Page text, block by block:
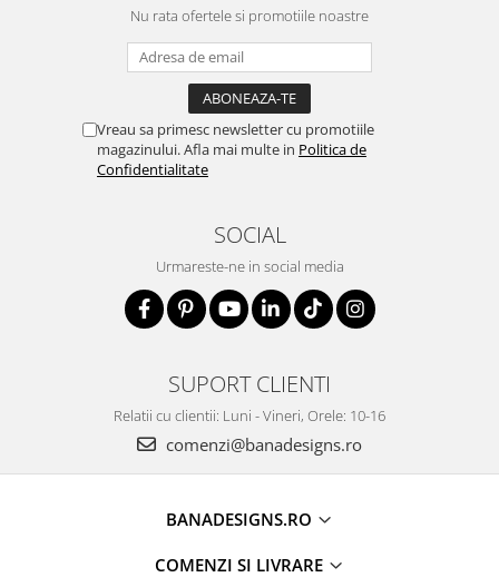
Nu rata ofertele si promotiile noastre
Vreau sa primesc newsletter cu promotiile
magazinului. Afla mai multe in Politica de
Confidentialitate
SOCIAL
Urmareste-ne in social media
SUPORT CLIENTI
Relatii cu clientii: Luni - Vineri, Orele: 10-16
comenzi@banadesigns.ro
BANADESIGNS.RO
COMENZI SI LIVRARE